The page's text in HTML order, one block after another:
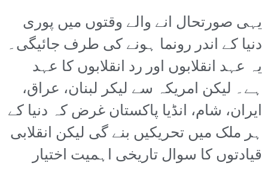
یہی صورتحال انے والے وقتوں میں پوری
دنیا کے اندر رونما ہونے کی طرف جائیگی۔
یہ عہد انقلابوں اور رد انقلابوں کا عہد
ہے۔ لیکن امریکہ سے لیکر لبنان، عراق،
ایران، شام، انڈیا پاکستان غرض کہ دنیا کے
ہر ملک میں تحریکیں بنے گی لیکن انقلابی
قیادتوں کا سوال تاریخی اہمیت اختیار